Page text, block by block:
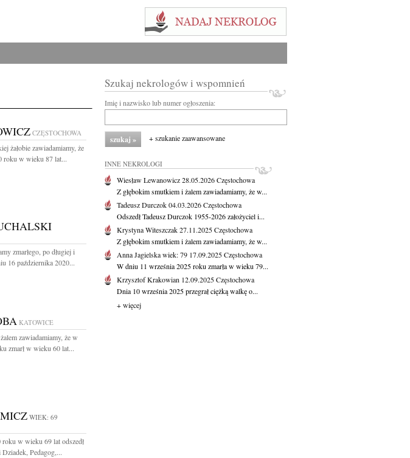
CZĘSTOCHOWA
żałobie zawiadamiamy, że
roku w wieku 87 lat...
zmarłego, po długiej i
16 października 2020...
KATOWICE
zawiadamiamy, że w
zmarł w wieku 60 lat...
WIEK: 69
w wieku 69 lat odszedł
Pedagog,...
Szukaj nekrologów i wspomnień
Imię i nazwisko lub numer ogłoszenia:
+ szukanie zaawansowane
INNE NEKROLOGI
Wiesław Lewanowicz28.05.2026Częstochowa
Z głębokim smutkiem i żalem zawiadamiamy, że w...
Tadeusz Durczok04.03.2026Częstochowa
Odszedł Tadeusz Durczok 1955-2026 założyciel i...
Krystyna Witeszczak27.11.2025Częstochowa
Z głębokim smutkiem i żalem zawiadamiamy, że w...
Anna Jagielskawiek: 79 17.09.2025Częstochowa
W dniu 11 września 2025 roku zmarła w wieku 79...
Krzysztof Krakowian 12.09.2025Częstochowa
Dnia 10 września 2025 przegrał ciężką walkę o...
+ więcej